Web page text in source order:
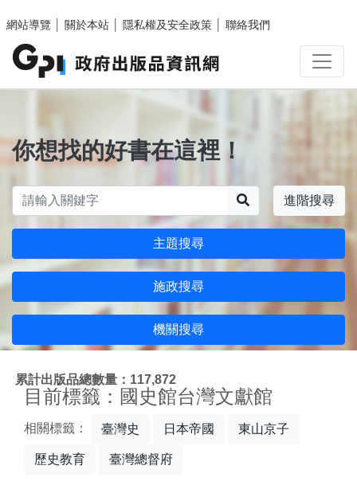
網站導覽
關於本站 隱私權及安全政策 聯絡我們
你想找的好書在這裡！
進階搜尋
主題搜尋
施政搜尋
機關搜尋
累計出版品總數量：117,872
目前標籤：國史館台灣文獻館
相關標籤： 臺灣史 日本帝國 東山京子
歷史教育 臺灣總督府